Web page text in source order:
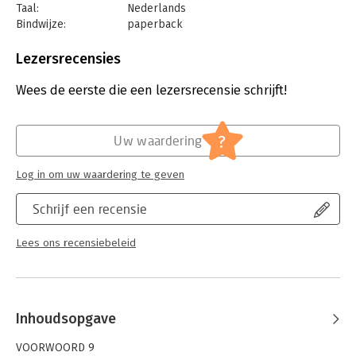
Taal:
Nederlands
Bindwijze:
paperback
Uitgever:
Verschijningsdatum:
30-9-2024
Lezersrecensies
Wees de eerste die een lezersrecensie schrijft!
Schrijf een recensie
Lees ons recensiebeleid
Uw waardering ?
Log in om uw waardering te geven
Inhoudsopgave
VOORWOORD 9